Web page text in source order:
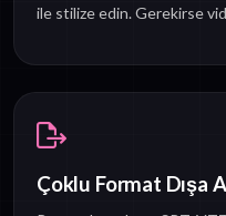
ile stilize edin. Gerekirse
Çoklu Format Dışa